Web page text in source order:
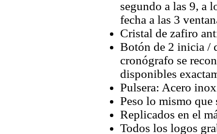
segundo a las 9, a
fecha a las 3
Cristal de zafiro
Botón de 2 inicia /
cronógrafo se
disponibles
Pulsera: Acero
Peso lo mismo que
Replicados en el
Todos los logos